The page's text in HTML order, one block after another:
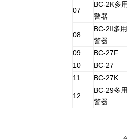
07
BC-2K多
警器
08
BC-2Ⅱ多
警器
09
BC-27F
10
BC-27
11
BC-27K
12
BC-29多
警器